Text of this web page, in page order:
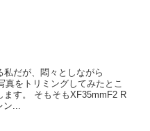
だが、悶々としながら
真をトリミングしてみたとこ
ます。 そもそもXF35mmF2 R
...